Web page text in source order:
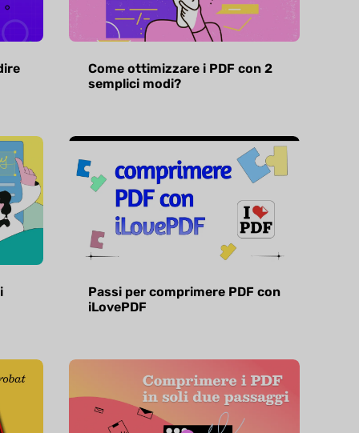
Come ottimizzare i PDF con 2
semplici modi?
Passi per comprimere PDF con
iLovePDF